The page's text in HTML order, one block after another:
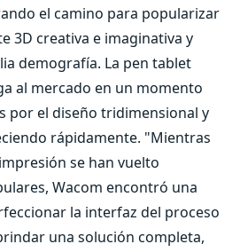
el camino para popularizar
3D creativa e imaginativa y
demografía. La pen tablet
al mercado en un momento
por el diseño tridimensional y
rápidamente. "Mientras
se han vuelto
Wacom encontró una
la interfaz del proceso
una solución completa,